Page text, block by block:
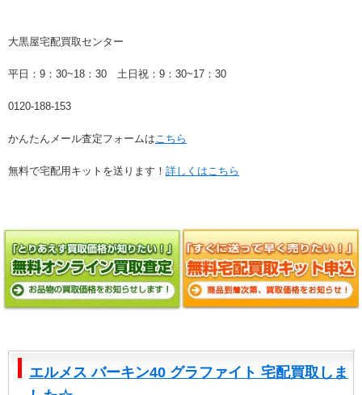
大黒屋宅配買取センター
平日：9：30~18：30 土日祝：9：30~17：30
0120-188-153
かんたんメール査定フォームはこちら
無料で宅配用キットを送ります！ 詳しくはこちら
エルメス バーキン40 グラファイト 宅配買取しま